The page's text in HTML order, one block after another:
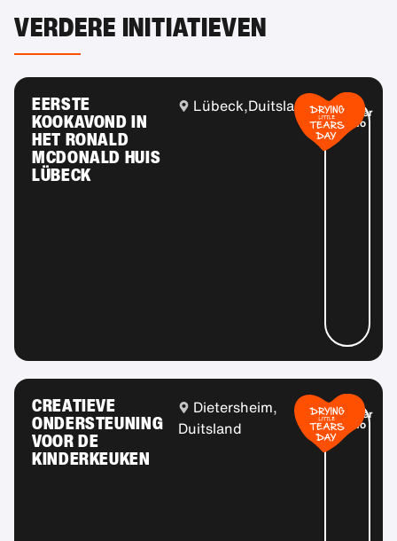
VERDERE INITIATIEVEN
EERSTE
KOOKAVOND IN
HET RONALD
MCDONALD HUIS
LÜBECK
Lübeck,Duitsland Meer
info
CREATIEVE
ONDERSTEUNING
VOOR DE
KINDERKEUKEN
Dietersheim,
Duitsland
Meer
info